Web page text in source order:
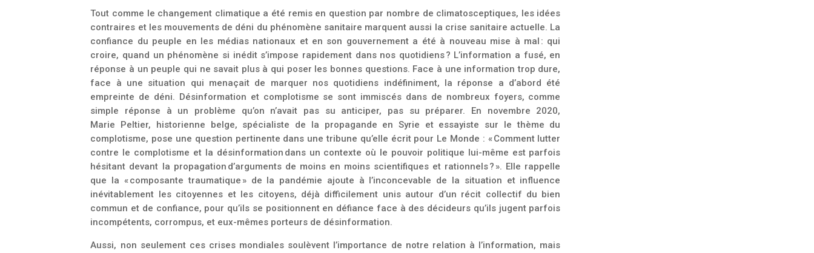
Tout comme le changement climatique a été remis en question par nombre de climatosceptiques, les idées
contraires et les mouvements de déni du phénomène sanitaire marquent aussi la crise sanitaire actuelle. La
confiance du peuple en les médias nationaux et en son gouvernement a été à nouveau mise à mal : qui
croire, quand un phénomène si inédit s’impose rapidement dans nos quotidiens ? L’information a fusé, en
réponse à un peuple qui ne savait plus à qui poser les bonnes questions. Face à une information trop dure,
face à une situation qui menaçait de marquer nos quotidiens indéfiniment, la réponse a d’abord été
empreinte de déni. Désinformation et complotisme se sont immiscés dans de nombreux foyers, comme
simple réponse à un problème qu’on n’avait pas su anticiper, pas su préparer. En novembre 2020,
Marie Peltier, historienne belge, spécialiste de la propagande en Syrie et essayiste sur le thème du
complotisme, pose une question pertinente dans une tribune qu’elle écrit pour Le Monde : « Comment lutter
contre le complotisme et la désinformation dans un contexte où le pouvoir politique lui-même est parfois
hésitant devant la propagation d’arguments de moins en moins scientifiques et rationnels ? ». Elle rappelle
que la « composante traumatique » de la pandémie ajoute à l’inconcevable de la situation et influence
inévitablement les citoyennes et les citoyens, déjà difficilement unis autour d’un récit collectif du bien
commun et de confiance, pour qu’ils se positionnent en défiance face à des décideurs qu’ils jugent parfois
incompétents, corrompus, et eux-mêmes porteurs de désinformation.
Aussi, non seulement ces crises mondiales soulèvent l’importance de notre relation à l’information, mais